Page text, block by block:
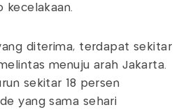
kecelakaan.
diterima, terdapat sekitar
menuju arah Jakarta.
sekitar 18 persen
yang sama sehari